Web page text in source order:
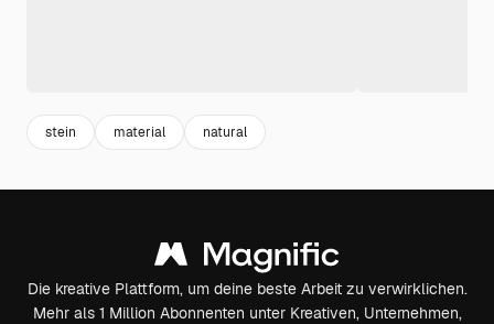
stein material natural
Die kreative Plattform, um deine beste Arbeit zu verwirklichen.
Mehr als 1 Million Abonnenten unter Kreativen, Unternehmen,